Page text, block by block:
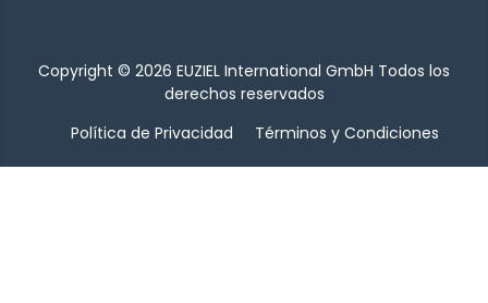
Copyright © 2026 EUZIEL International GmbH Todos los
derechos reservados
Política de Privacidad
Términos y Condiciones